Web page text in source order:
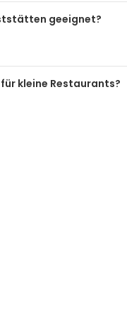
geeignet?
kleine Restaurants?